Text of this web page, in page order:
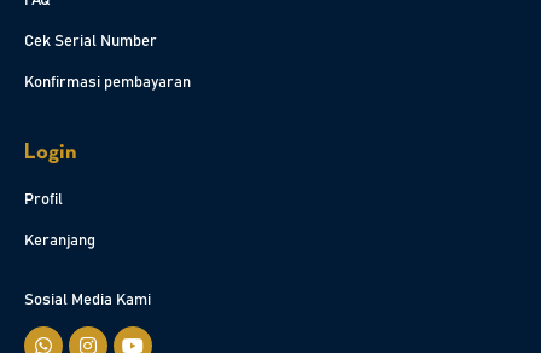
Cek Serial Number
Konfirmasi pembayaran
Login
Profil
Keranjang
Sosial Media Kami